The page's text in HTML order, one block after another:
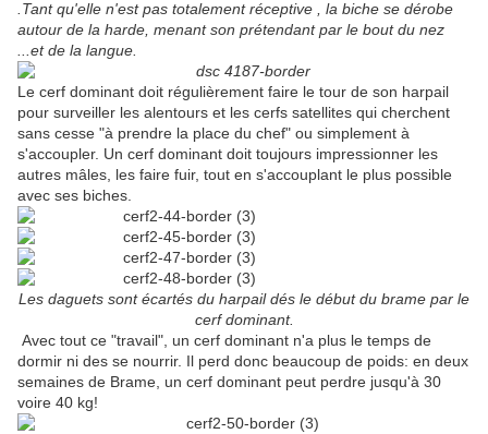
.Tant qu'elle n'est pas totalement réceptive , la biche se dérobe
autour de la harde, menant son prétendant par le bout du nez
...et de la langue.
Le cerf dominant doit régulièrement faire le tour de son harpail
pour surveiller les alentours et les cerfs satellites qui cherchent
sans cesse "à prendre la place du chef" ou simplement à
s'accoupler. Un cerf dominant doit toujours impressionner les
autres mâles, les faire fuir, tout en s'accouplant le plus possible
avec ses biches.
Les daguets sont écartés du harpail dés le début du brame par le
cerf dominant.
Avec tout ce "travail", un cerf dominant n'a plus le temps de
dormir ni des se nourrir. Il perd donc beaucoup de poids: en deux
semaines de Brame, un cerf dominant peut perdre jusqu'à 30
voire 40 kg!